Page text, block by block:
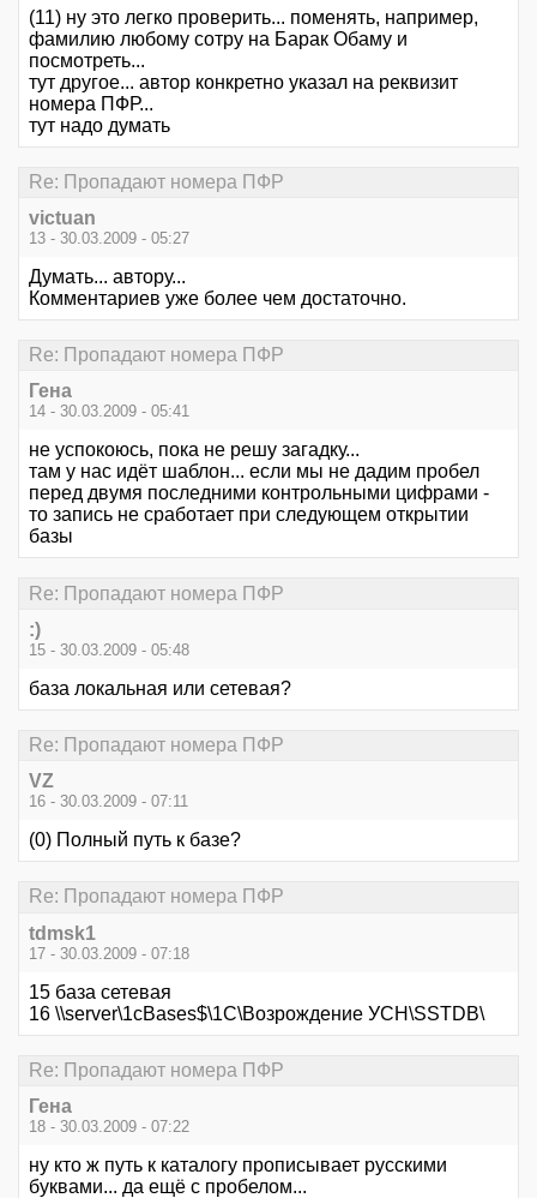
(11) ну это легко проверить... поменять, например,
фамилию любому сотру на Барак Обаму и
посмотреть...
тут другое... автор конкретно указал на реквизит
номера ПФР...
тут надо думать
Re: Пропадают номера ПФР
victuan
13 - 30.03.2009 - 05:27
Думать... автору...
Комментариев уже более чем достаточно.
Re: Пропадают номера ПФР
Гена
14 - 30.03.2009 - 05:41
не успокоюсь, пока не решу загадку...
там у нас идёт шаблон... если мы не дадим пробел
перед двумя последними контрольными цифрами -
то запись не сработает при следующем открытии
базы
Re: Пропадают номера ПФР
:)
15 - 30.03.2009 - 05:48
база локальная или сетевая?
Re: Пропадают номера ПФР
VZ
16 - 30.03.2009 - 07:11
(0) Полный путь к базе?
Re: Пропадают номера ПФР
tdmsk1
17 - 30.03.2009 - 07:18
15 база сетевая
16 \\server\1cBases$\1С\Возрождение УСН\SSTDB\
Re: Пропадают номера ПФР
Гена
18 - 30.03.2009 - 07:22
ну кто ж путь к каталогу прописывает русскими
буквами... да ещё с пробелом...